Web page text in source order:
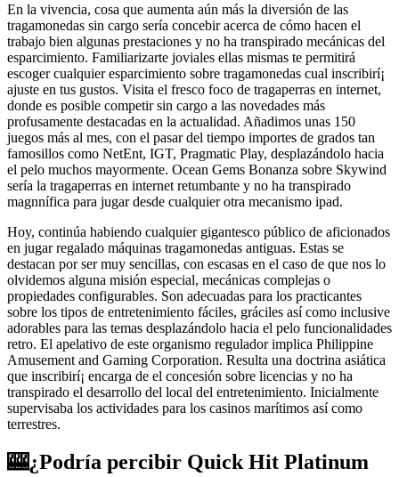
En la vivencia, cosa que aumenta aún más la diversión de las
tragamonedas sin cargo serí­a concebir acerca de cómo hacen el
trabajo bien algunas prestaciones y no ha transpirado mecánicas del
esparcimiento. Familiarizarte joviales ellas mismas te permitirá
escoger cualquier esparcimiento sobre tragamonedas cual inscribirí¡
ajuste en tus gustos. Visita el fresco foco de tragaperras en internet,
donde es posible competir sin cargo a las novedades más
profusamente destacadas en la actualidad. Añadimos unas 150
juegos más al mes, con el pasar del tiempo importes de grados tan
famosillos como NetEnt, IGT, Pragmatic Play, desplazándolo hacia
el pelo muchos mayormente. Ocean Gems Bonanza sobre Skywind
serí­a la tragaperras en internet retumbante y no ha transpirado
magnnífica para jugar desde cualquier otra mecanismo ipad.
Hoy, continúa habiendo cualquier gigantesco público de aficionados
en jugar regalado máquinas tragamonedas antiguas. Estas se
destacan por ser muy sencillas, con escasas en el caso de que nos lo
olvidemos alguna misión especial, mecánicas complejas o
propiedades configurables. Son adecuadas para los practicantes
sobre los tipos de entretenimiento fáciles, gráciles así­ como inclusive
adorables para las temas desplazándolo hacia el pelo funcionalidades
retro. El apelativo de este organismo regulador implica Philippine
Amusement and Gaming Corporation. Resulta una doctrina asiática
que inscribirí¡ encarga de el concesión sobre licencias y no ha
transpirado el desarrollo del local del entretenimiento. Inicialmente
supervisaba los actividades para los casinos marítimos así­ como
terrestres.
🎰¿Podría percibir Quick Hit Platinum